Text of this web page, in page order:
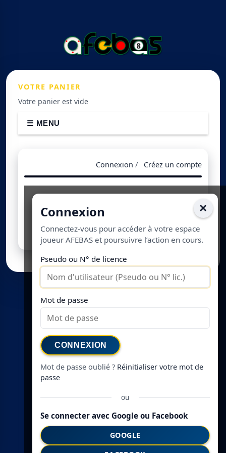
VOTRE PANIER
Votre panier est vide
☰ MENU
Connexion / Créez un compte
×
Connexion
Connectez-vous pour accéder à votre espace
joueur AFEBAS et poursuivre l’action en cours.
Pseudo ou N° de licence
Mot de passe
CONNEXION
Mot de passe oublié ? Réinitialiser votre mot de
passe
ou
Se connecter avec Google ou Facebook
GOOGLE